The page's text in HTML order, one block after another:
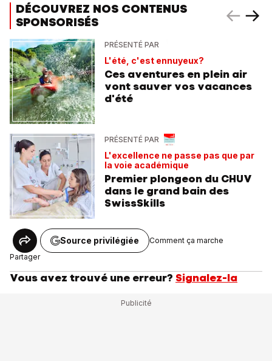
DÉCOUVREZ NOS CONTENUS
SPONSORISÉS
PRÉSENTÉ PAR
L'été, c'est ennuyeux?
Ces aventures en plein air
vont sauver vos vacances
d'été
PRÉSENTÉ PAR
L'excellence ne passe pas que par
la voie académique
Premier plongeon du CHUV
dans le grand bain des
SwissSkills
Partager
Source privilégiée Comment ça marche
Vous avez trouvé une erreur? Signalez-la